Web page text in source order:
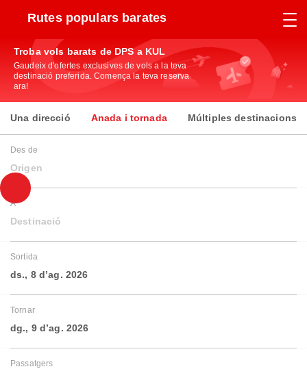
Rutes populars barates
Troba vols barats de DPS a KUL
Gaudeix d'ofertes exclusives de vols a la teva
destinació preferida. Comença la teva reserva
ara!
Una direcció Anada i tornada Múltiples destinacions
Des de
Origen
A
Destinació
Sortida
ds., 8 d’ag. 2026
Tornar
dg., 9 d’ag. 2026
Passatgers